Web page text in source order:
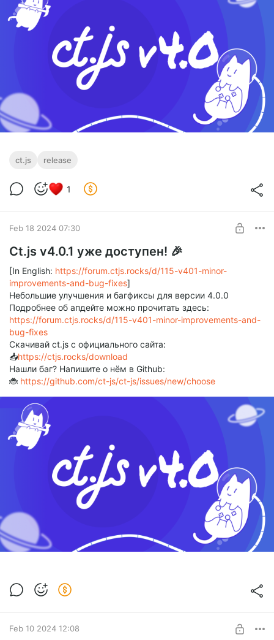
ct.js release
1
Feb 18 2024 07:30
Ct.js v4.0.1 уже доступен! 🎉
[In English: https://forum.ctjs.rocks/d/115-v401-minor-
improvements-and-bug-fixes]
Небольшие улучшения и багфиксы для версии 4.0.0
Подробнее об апдейте можно прочитать здесь:
https://forum.ctjs.rocks/d/115-v401-minor-improvements-and-
bug-fixes
Скачивай ct.js с официального сайта:
📥https://ctjs.rocks/download
Нашли баг? Напишите о нём в Github:
🐞 https://github.com/ct-js/ct-js/issues/new/choose
Feb 10 2024 12:08